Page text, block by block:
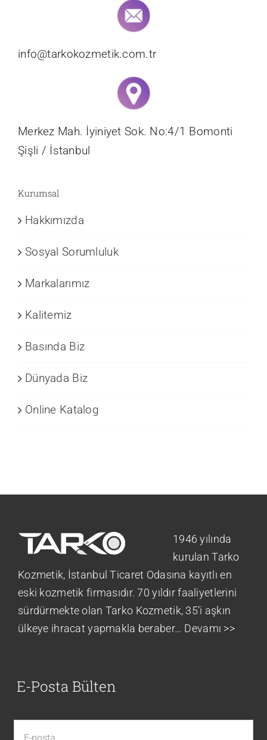
info@tarkokozmetik.com.tr
Merkez Mah. İyiniyet Sok. No:4/1 Bomonti
Şişli / İstanbul
Kurumsal
Hakkımızda
Sosyal Sorumluluk
Markalarımız
Kalitemiz
Basında Biz
Dünyada Biz
Online Katalog
1946 yılında
kurulan Tarko
Kozmetik, İstanbul Ticaret Odasına kayıtlı en
eski kozmetik firmasıdır. 70 yıldır faaliyetlerini
sürdürmekte olan Tarko Kozmetik, 35’i aşkın
ülkeye ihracat yapmakla beraber… Devamı >>
E-Posta Bülten